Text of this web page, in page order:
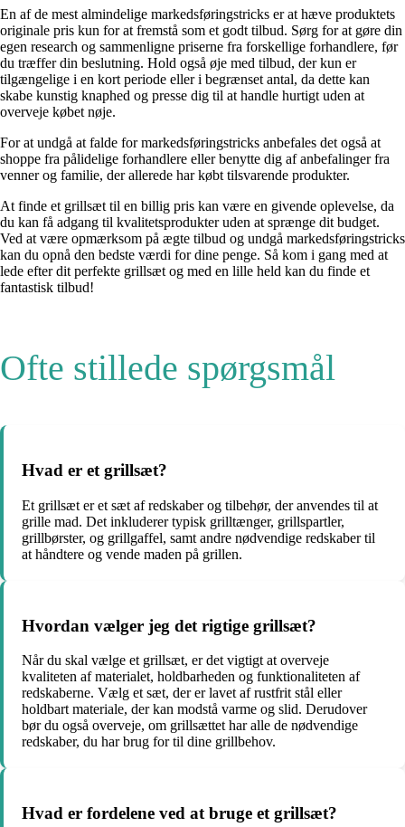
En af de mest almindelige markedsføringstricks er at hæve produktets
originale pris kun for at fremstå som et godt tilbud. Sørg for at gøre din
egen research og sammenligne priserne fra forskellige forhandlere, før
du træffer din beslutning. Hold også øje med tilbud, der kun er
tilgængelige i en kort periode eller i begrænset antal, da dette kan
skabe kunstig knaphed og presse dig til at handle hurtigt uden at
overveje købet nøje.
For at undgå at falde for markedsføringstricks anbefales det også at
shoppe fra pålidelige forhandlere eller benytte dig af anbefalinger fra
venner og familie, der allerede har købt tilsvarende produkter.
At finde et grillsæt til en billig pris kan være en givende oplevelse, da
du kan få adgang til kvalitetsprodukter uden at sprænge dit budget.
Ved at være opmærksom på ægte tilbud og undgå markedsføringstricks
kan du opnå den bedste værdi for dine penge. Så kom i gang med at
lede efter dit perfekte grillsæt og med en lille held kan du finde et
fantastisk tilbud!
Ofte stillede spørgsmål
Hvad er et grillsæt?
Et grillsæt er et sæt af redskaber og tilbehør, der anvendes til at
grille mad. Det inkluderer typisk grilltænger, grillspartler,
grillbørster, og grillgaffel, samt andre nødvendige redskaber til
at håndtere og vende maden på grillen.
Hvordan vælger jeg det rigtige grillsæt?
Når du skal vælge et grillsæt, er det vigtigt at overveje
kvaliteten af ​​materialet, holdbarheden og funktionaliteten af ​​
redskaberne. Vælg et sæt, der er lavet af rustfrit stål eller
holdbart materiale, der kan modstå varme og slid. Derudover
bør du også overveje, om grillsættet har alle de nødvendige
redskaber, du har brug for til dine grillbehov.
Hvad er fordelene ved at bruge et grillsæt?